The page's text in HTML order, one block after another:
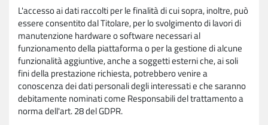
L'accesso ai dati raccolti per le finalità di cui sopra, inoltre, può
essere consentito dal Titolare, per lo svolgimento di lavori di
manutenzione hardware o software necessari al
funzionamento della piattaforma o per la gestione di alcune
funzionalità aggiuntive, anche a soggetti esterni che, ai soli
fini della prestazione richiesta, potrebbero venire a
conoscenza dei dati personali degli interessati e che saranno
debitamente nominati come Responsabili del trattamento a
norma dell'art. 28 del GDPR.